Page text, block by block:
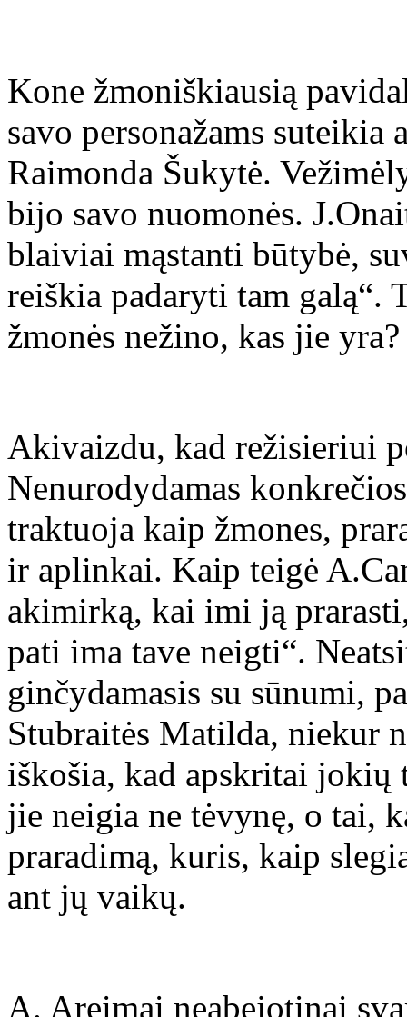
Kone žmoniškiausią
savo personažams suteikia
Raimonda Šukytė.
bijo savo nuomonės.
blaiviai mąstanti būtybė,
reiškia padaryti tam galą“.
žmonės nežino, kas jie yra?
Akivaizdu, kad režisieriui
Nenurodydamas
traktuoja kaip žmones,
ir aplinkai. Kaip teigė
akimirką, kai imi ją
pati ima tave neigti“.
ginčydamasis su sūnumi,
Stubraitės Matilda, niekur
iškošia, kad apskritai jokių
jie neigia ne tėvynę, o tai,
praradimą, kuris, kaip
ant jų vaikų.
A. Areimai neabejotinai